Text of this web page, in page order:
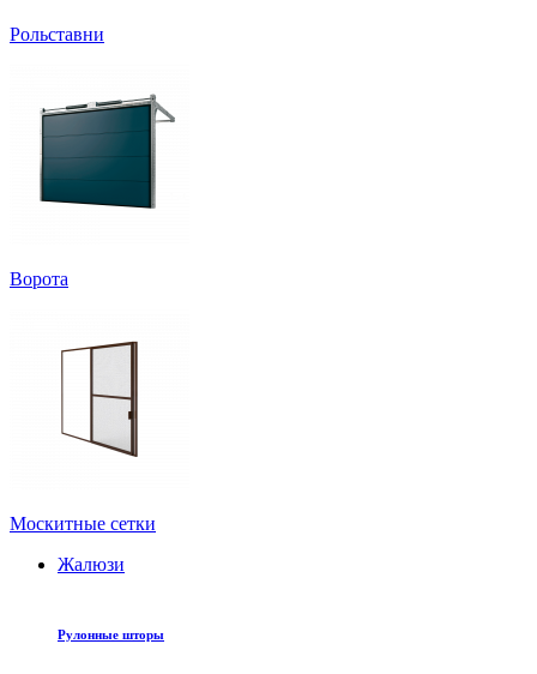
Рольставни
Ворота
Москитные сетки
Жалюзи
Рулонные шторы